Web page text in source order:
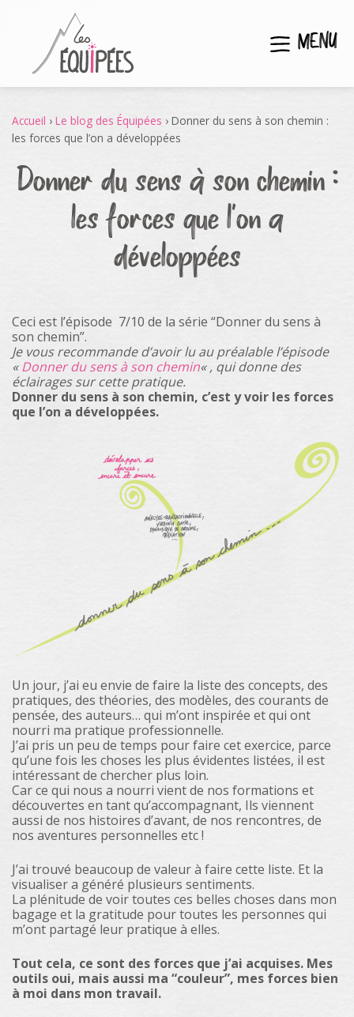
MENU
Accueil › Le blog des Équipées › Donner du sens à son chemin :
les forces que l’on a développées
Donner du sens à son chemin :
les forces que l’on a
développées
Ceci est l’épisode 7/10 de la série “Donner du sens à
son chemin”.
Je vous recommande d’avoir lu au préalable l’épisode
«Donner du sens à son chemin« , qui donne des
éclairages sur cette pratique.
Donner du sens à son chemin, c’est y voir les forces
que l’on a développées.
Un jour, j’ai eu envie de faire la liste des concepts, des
pratiques, des théories, des modèles, des courants de
pensée, des auteurs… qui m’ont inspirée et qui ont
nourri ma pratique professionnelle.
J’ai pris un peu de temps pour faire cet exercice, parce
qu’une fois les choses les plus évidentes listées, il est
intéressant de chercher plus loin.
Car ce qui nous a nourri vient de nos formations et
découvertes en tant qu’accompagnant, Ils viennent
aussi de nos histoires d’avant, de nos rencontres, de
nos aventures personnelles etc !
J’ai trouvé beaucoup de valeur à faire cette liste. Et la
visualiser a généré plusieurs sentiments.
La plénitude de voir toutes ces belles choses dans mon
bagage et la gratitude pour toutes les personnes qui
m’ont partagé leur pratique à elles.
Tout cela, ce sont des forces que j’ai acquises. Mes
outils oui, mais aussi ma “couleur”, mes forces bien
à moi dans mon travail.